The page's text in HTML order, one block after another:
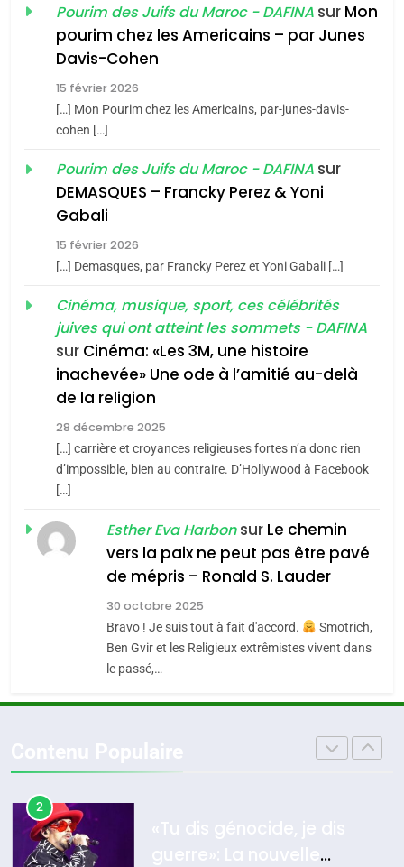
Maroc : Les amandes de
Tafraout, le miel de Tadla
du terroir
Oeil ravageur – Vanessa
De Loya Stauber
«Tu dis génocide, je dis
guerre»: La nouvelle
chanson de Boy George
ISRAÉL JUDAISME
Accords d’Isaac:
l’alliance pourrait
s’étendre à 13 pays
d’Amérique latine
ISRAÉL JUDAISME
2025, l’année la plus
meurtrière selon le
FIÈRE, DIGNE ET RÉSILIENTE :
7
Pourim des Juifs du Maroc - DAFINA sur Mon
pourim chez les Americains – par Junes
Davis-Cohen
15 février 2026
[…] Mon Pourim chez les Americains, par-junes-davis-
cohen […]
Pourim des Juifs du Maroc - DAFINA sur
DEMASQUES – Francky Perez & Yoni
Gabali
15 février 2026
[…] Demasques, par Francky Perez et Yoni Gabali […]
Cinéma, musique, sport, ces célébrités
juives qui ont atteint les sommets - DAFINA
sur Cinéma: «Les 3M, une histoire
inachevée» Une ode à l’amitié au-delà
de la religion
28 décembre 2025
[…] carrière et croyances religieuses fortes n’a donc rien
d’impossible, bien au contraire. D’Hollywood à Facebook
[…]
Esther Eva Harbonsur Le chemin
vers la paix ne peut pas être pavé
de mépris – Ronald S. Lauder
30 octobre 2025
Bravo ! Je suis tout à fait d'accord.
Smotrich,
Ben Gvir et les Religieux extrêmistes vivent dans
le passé,…
meurtrière selon le rapport
l’antisémitisme
FIÈRE, DIGNE ET RÉSILIENTE :
POURQUOI JE REVENDIQUE
MA JUDAÏTE par Thérèse
Zrihen-Dvir
ISRAÉL
CE QUI NOUS MANQUE –
JUDAISME
Maroc : Les amandes de
Tafraout, le miel de Tadla
Azilal consacrés produits
du terroir
DAFINA MAROC
Oeil ravageur – Vanessa De
2